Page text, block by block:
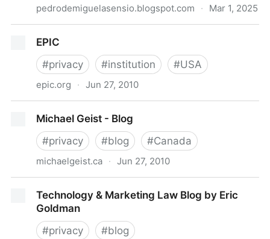
pedrodemiguelasensio.blogspot.com · Mar 1, 2025
de acceso en materia de datos personales y
protección de los algoritmos
EPIC
#privacy #institution #USA
epic.org · Jun 27, 2010
Michael Geist - Blog
#privacy #blog #Canada
michaelgeist.ca · Jun 27, 2010
Technology & Marketing Law Blog by Eric
Goldman
#privacy #blog